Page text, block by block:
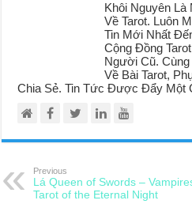
Khôi Nguyên
Về Tarot. Luôn
Tin Mới Nhất
Cộng Đồng
Người Cũ.
Về Bài Tarot,
Chia Sẻ. Tin Tức Được Đẩy Một
Previous
Lá Queen of Swords –
Tarot of the Eternal Night